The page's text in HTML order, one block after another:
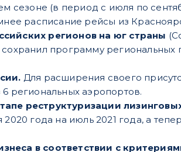
сезоне (в период с июля по
расписание рейсы из
регионов на юг страны
программу
Для расширения своего
региональных аэропортов.
реструктуризации
года на июль 2021 года, а
в соответствии с